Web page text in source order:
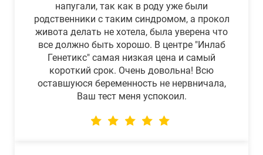
напугали, так как в роду уже были
родственники с таким синдромом, а прокол
живота делать не хотела, была уверена что
все должно быть хорошо. В центре "Инлаб
Генетикс" самая низкая цена и самый
короткий срок. Очень довольна! Всю
оставшуюся беременность не нервничала,
Ваш тест меня успокоил.